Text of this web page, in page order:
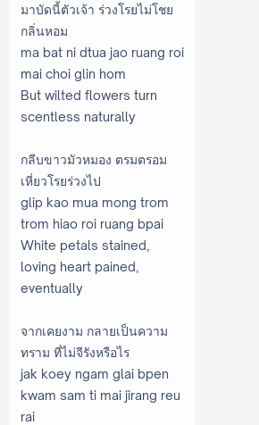
มาบัดนี้ตัวเจ้า ร่วงโรยไม่โชย
กลิ่นหอม
ma bat ni dtua jao ruang roi
mai choi glin hom
But wilted flowers turn
scentless naturally
กลีบขาวมัวหมอง ตรมตรอม
เหี่ยวโรยร่วงไป
glip kao mua mong trom
trom hiao roi ruang bpai
White petals stained,
loving heart pained,
eventually
จากเคยงาม กลายเป็นความ
ทราม ที่ไม่จีรังหรือไร
jak koey ngam glai bpen
kwam sam ti mai jirang reu
rai